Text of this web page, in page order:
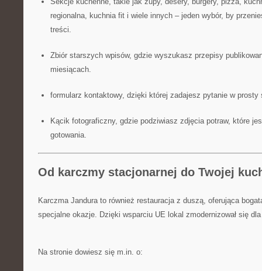
regionalna, kuchnia fit i wiele innych – jeden wybór, by
treści.
Zbiór starszych wpisów, gdzie wyszukasz przepisy
miesiącach.
formularz kontaktowy, dzięki której zadajesz pytanie w
Kącik fotograficzny, gdzie podziwiasz zdjęcia potraw, które
gotowania.
Od karczmy stacjonarnej do Twojej
Karczma Jandura to również restauracja z duszą, oferująca
specjalne okazje. Dzięki wsparciu UE lokal zmodernizował się
Na stronie dowiesz się m.in. o: